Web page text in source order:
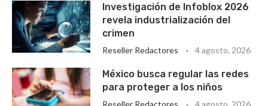
Investigación de Infoblox 2026
revela industrialización del
crimen
Reseller Redactores 4 agosto, 2026
México busca regular las redes
para proteger a los niños
Reseller Redactores 4 agosto, 2026